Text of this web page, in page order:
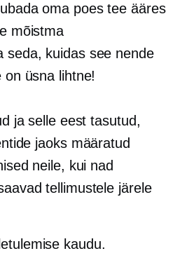
oma poes tee ääres
mõistma
seda, kuidas see nende
üsna lihtne!
ja selle eest tasutud,
jaoks määratud
neile, kui nad
tellimustele järele
kaudu.